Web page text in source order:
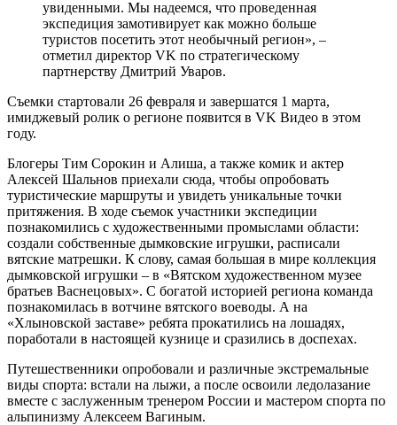
увиденными. Мы надеемся, что проведенная
экспедиция замотивирует как можно больше
туристов посетить этот необычный регион», –
отметил директор VK по стратегическому
партнерству Дмитрий Уваров.
Съемки стартовали 26 февраля и завершатся 1 марта,
имиджевый ролик о регионе появится в VK Видео в этом
году.
Блогеры Тим Сорокин и Алиша, а также комик и актер
Алексей Шальнов приехали сюда, чтобы опробовать
туристические маршруты и увидеть уникальные точки
притяжения. В ходе съемок участники экспедиции
познакомились с художественными промыслами области:
создали собственные дымковские игрушки, расписали
вятские матрешки. К слову, самая большая в мире коллекция
дымковской игрушки – в «Вятском художественном музее
братьев Васнецовых». С богатой историей региона команда
познакомилась в вотчине вятского воеводы. А на
«Хлыновской заставе» ребята прокатились на лошадях,
поработали в настоящей кузнице и сразились в доспехах.
Путешественники опробовали и различные экстремальные
виды спорта: встали на лыжи, а после освоили ледолазание
вместе с заслуженным тренером России и мастером спорта по
альпинизму Алексеем Вагиным.